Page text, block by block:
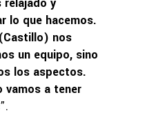
lo que hacemos.
nos
un equipo, sino
los aspectos.
vamos a tener
”.